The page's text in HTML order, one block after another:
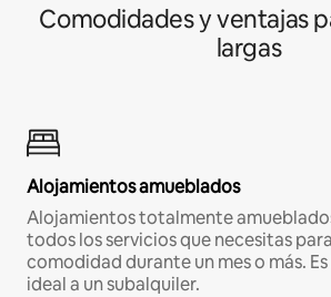
Comodidades y ventajas
largas
Alojamientos amueblados
Alojamientos totalmente
todos los servicios que necesitas
comodidad durante un mes o más.
ideal a un subalquiler.